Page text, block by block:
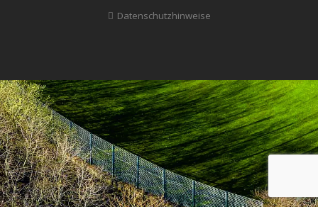
Datenschutzhinweise